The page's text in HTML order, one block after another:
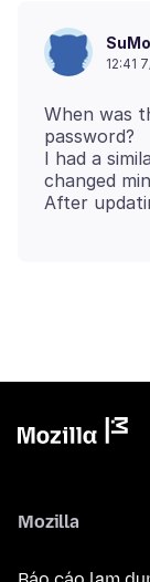
12:41
When was
password?
I had a
changed
Mozilla